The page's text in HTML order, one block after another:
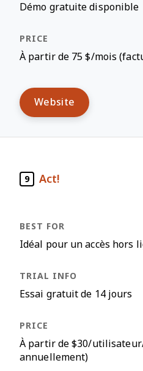
Démo gratuite disponible
À partir de 75 $/mois
Website
9 Act!
Idéal pour un accès hors
Essai gratuit de 14 jours
À partir de $30/
annuellement)